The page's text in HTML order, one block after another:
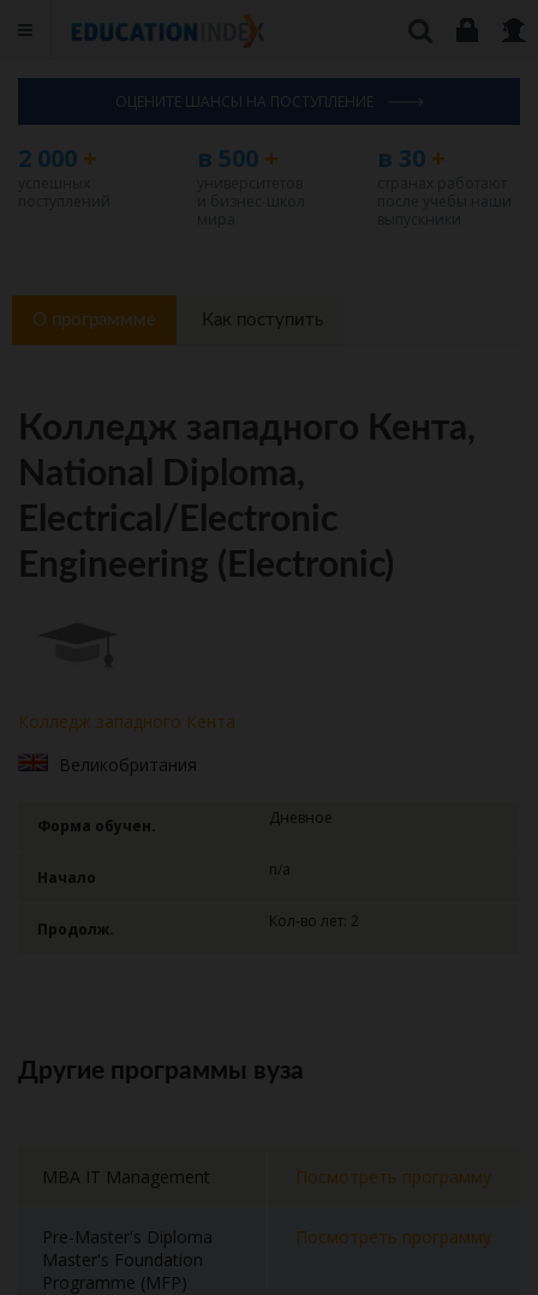
ОЦЕНИТЕ ШАНСЫ НА ПОСТУПЛЕНИЕ
2 000 + в 500 + в 30+
О программме Как поступить
Колледж западного Кента,
National Diploma,
Electrical/Electronic
Engineering (Electronic)
Колледж западного Кента
Великобритания
Форма обучен. Дневное
Начало n/a
Продолж. Кол-во лет: 2
Другие программы вуза
MBA IT Management Посмотреть программу
Pre-Master's Diploma
Master's Foundation
Programme (MFP)
Посмотреть программу